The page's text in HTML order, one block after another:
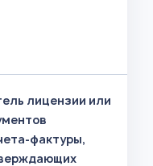
лицензии или
фактуры,